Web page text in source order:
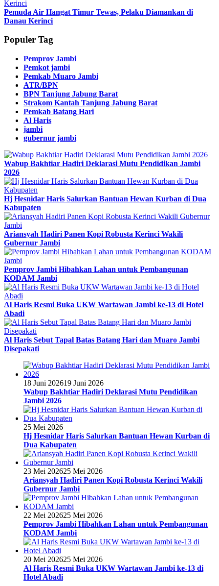
Pemuda Air Hangat Timur Tewas, Pelaku Diamankan di
Danau Kerinci
Populer Tag
Pemprov Jambi
Pemkot jambi
Pemkab Muaro Jambi
ATR/BPN
BPN Tanjung Jabung Barat
Strakom Kantah Tanjung Jabung Barat
Pemkab Batang Hari
Al Haris
jambi
gubernur jambi
Wabup Bakhtiar Hadiri Deklarasi Mutu Pendidikan Jambi
2026
Hj Hesnidar Haris Salurkan Bantuan Hewan Kurban di Dua
Kabupaten
Ariansyah Hadiri Panen Kopi Robusta Kerinci Wakili
Gubernur Jambi
Pemprov Jambi Hibahkan Lahan untuk Pembangunan
KODAM Jambi
Al Haris Resmi Buka UKW Wartawan Jambi ke-13 di Hotel
Abadi
Al Haris Sebut Tapal Batas Batang Hari dan Muaro Jambi
Disepakati
18 Juni 202619 Juni 2026
Wabup Bakhtiar Hadiri Deklarasi Mutu Pendidikan
Jambi 2026
25 Mei 2026
Hj Hesnidar Haris Salurkan Bantuan Hewan Kurban di
Dua Kabupaten
23 Mei 202625 Mei 2026
Ariansyah Hadiri Panen Kopi Robusta Kerinci Wakili
Gubernur Jambi
22 Mei 202625 Mei 2026
Pemprov Jambi Hibahkan Lahan untuk Pembangunan
KODAM Jambi
20 Mei 202625 Mei 2026
Al Haris Resmi Buka UKW Wartawan Jambi ke-13 di
Hotel Abadi